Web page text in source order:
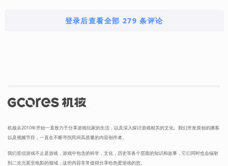
登录后查看全部 279 条评论
机核从2010年开始一直致力于分享游戏玩家的生活，以及深入探讨游戏相关的文化。我们开发原创的播客
以及视频节目，一直在不断寻找民间高质量的内容创作者。
我们坚信游戏不止是游戏，游戏中包含的科学，文化，历史等各个层面的知识和故事，它们同时也会辐射
到二次元甚至电影的领域，这些内容非常值得分享给热爱游戏的您。